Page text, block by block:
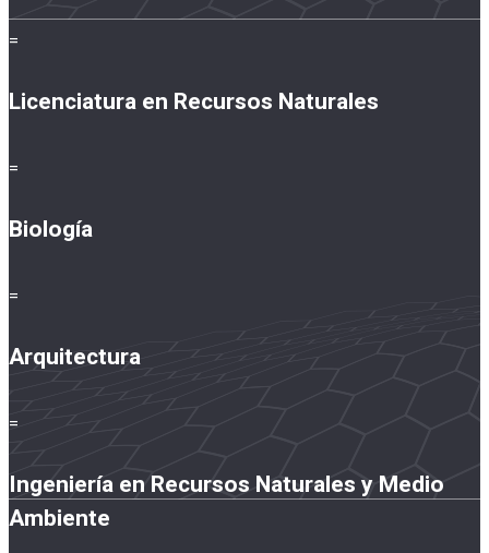
=
Licenciatura en Recursos Naturales
=
Biología
=
Arquitectura
=
Ingeniería en Recursos Naturales y Medio
Ambiente